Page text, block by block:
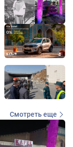
Смотреть еще